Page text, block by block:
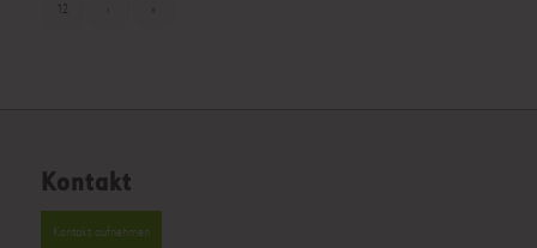
12
Kontakt
Kontakt aufnehmen